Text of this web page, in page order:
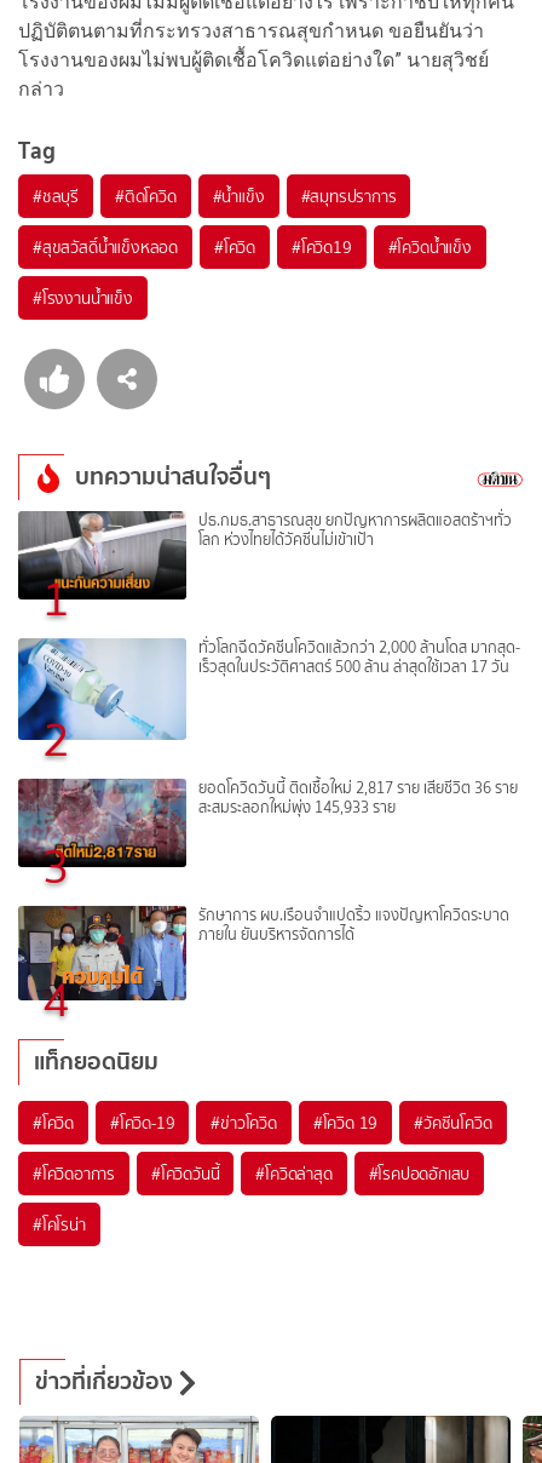
ปฏิบัติตนตามที่กระทรวงสาธารณสุขกำหนด ขอยืนยันว่า
โรงงานของผมไม่พบผู้ติดเชื้อโควิดแต่อย่างใด” นายสุวิชย์
กล่าว
Tag
#ชลบุรี #ติดโควิด #น้ำแข็ง #สมุทรปราการ
#สุขสวัสดิ์น้ำแข็งหลอด #โควิด #โควิด19 #โควิดน้ำแข็ง
#โรงงานน้ำแข็ง
บทความน่าสนใจอื่นๆ
1
ปธ.กมธ.สาธารณสุข ยกปัญหาการผลิตแอสตร้าฯทั่ว
โลก ห่วงไทยได้วัคซีนไม่เข้าเป้า
2
ทั่วโลกฉีดวัคซีนโควิดแล้วกว่า 2,000 ล้านโดส มากสุด-
เร็วสุดในประวัติศาสตร์ 500 ล้าน ล่าสุดใช้เวลา 17 วัน
3
ยอดโควิดวันนี้ ติดเชื้อใหม่ 2,817 ราย เสียชีวิต 36 ราย
สะสมระลอกใหม่พุ่ง 145,933 ราย
4
รักษาการ ผบ.เรือนจำแปดริ้ว แจงปัญหาโควิดระบาด
ภายใน ยันบริหารจัดการได้
แท็กยอดนิยม
#โควิด #โควิด-19 #ข่าวโควิด #โควิด 19 #วัคซีนโควิด
#โควิดอาการ #โควิดวันนี้ #โควิดล่าสุด #โรคปอดอักเสบ
#โคโรน่า
ข่าวที่เกี่ยวข้อง